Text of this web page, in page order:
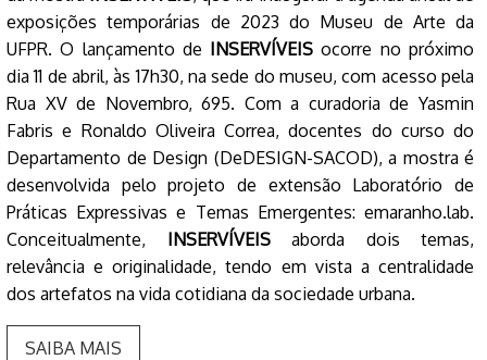
exposições temporárias de 2023 do Museu de Arte da
UFPR. O lançamento de INSERVÍVEIS ocorre no próximo
dia 11 de abril, às 17h30, na sede do museu, com acesso pela
Rua XV de Novembro, 695. Com a curadoria de Yasmin
Fabris e Ronaldo Oliveira Correa, docentes do curso do
Departamento de Design (DeDESIGN-SACOD), a mostra é
desenvolvida pelo projeto de extensão Laboratório de
Práticas Expressivas e Temas Emergentes: emaranho.lab.
Conceitualmente, INSERVÍVEISaborda dois temas,
relevância e originalidade, tendo em vista a centralidade
dos artefatos na vida cotidiana da sociedade urbana.
SAIBA MAIS